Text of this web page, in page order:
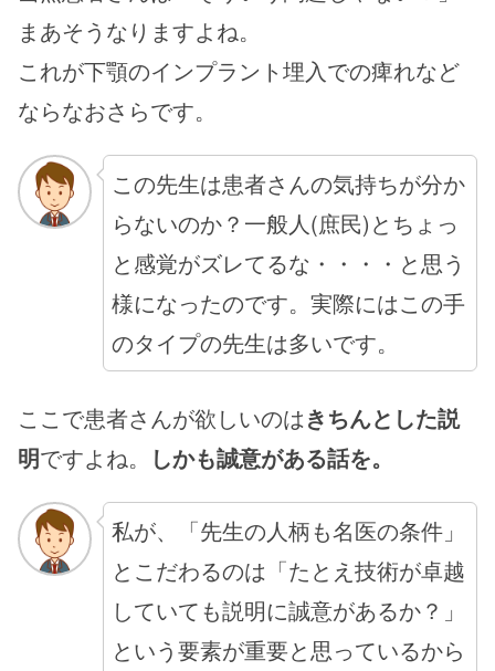
まあそうなりますよね。
これが下顎のインプラント埋入での痺れなど
ならなおさらです。
この先生は患者さんの気持ちが分か
らないのか？一般人(庶民)とちょっ
と感覚がズレてるな・・・・と思う
様になったのです。実際にはこの手
のタイプの先生は多いです。
ここで患者さんが欲しいのはきちんとした説
明ですよね。 しかも誠意がある話を。
私が、「先生の人柄も名医の条件」
とこだわるのは「たとえ技術が卓越
していても説明に誠意があるか？」
という要素が重要と思っているから